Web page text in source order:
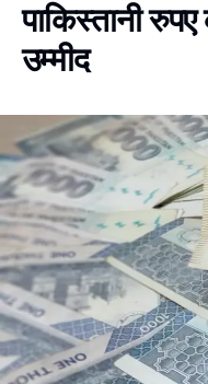
पाकिस्तानी
उम्मीद